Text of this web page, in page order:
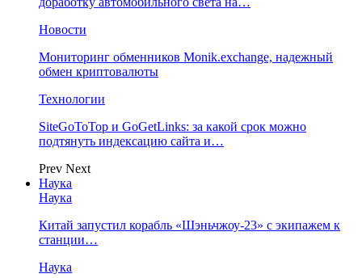
Новости
Мониторинг обменников Monik.exchange, надежный
обмен криптовалюты
Технологии
SiteGoToTop и GoGetLinks: за какой срок можно
подтянуть индексацию сайта и…
Prev Next
Наука
Наука
Китай запустил корабль «Шэньчжоу-23» с экипажем к
станции…
Наука